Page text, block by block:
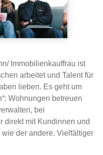
Immobilienkauffrau ist
arbeitet und Talent für
lieben. Es geht um
Wohnungen betreuen
bei
direkt mit Kundinnen und
der andere. Vielfältiger